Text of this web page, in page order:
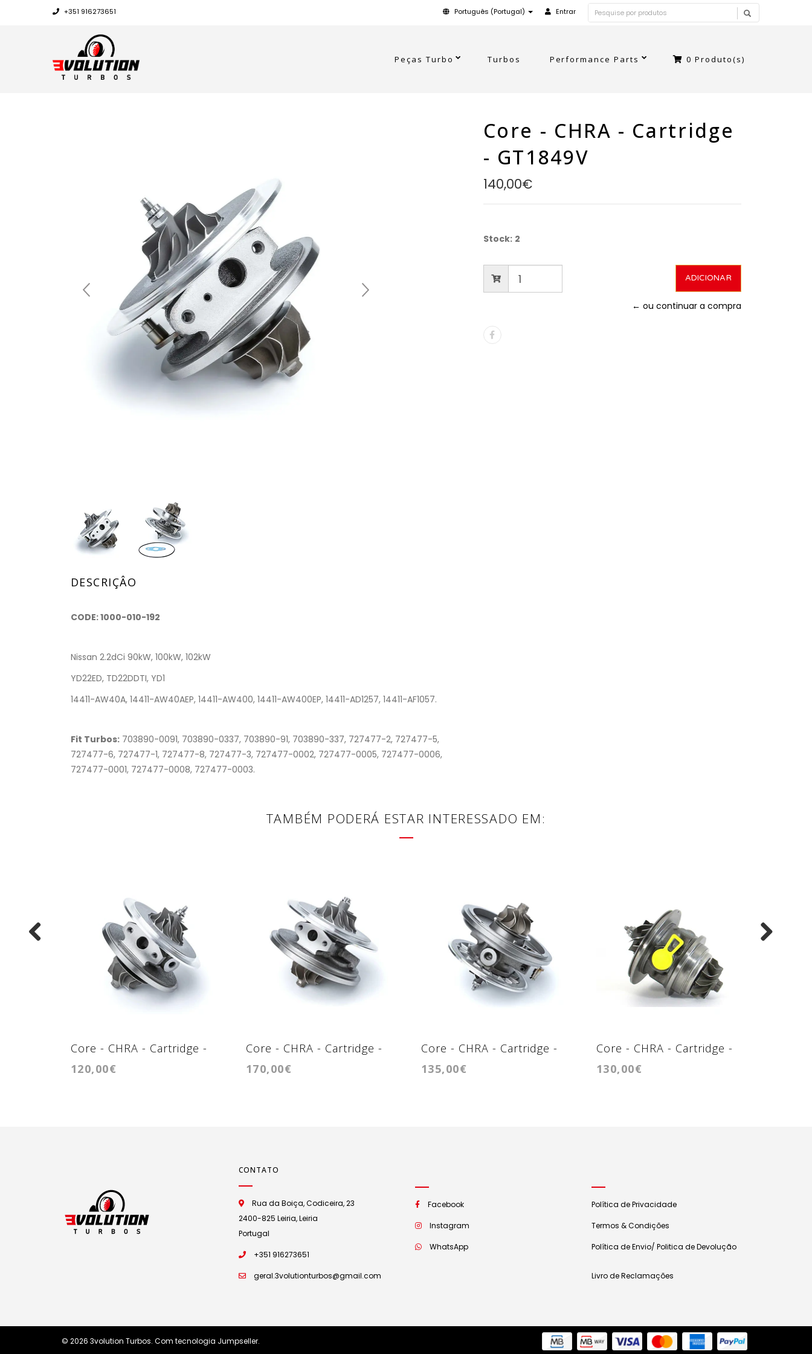
+351 916273651 Português (Portugal) Entrar
Peças Turbo Turbos Performance Parts 0 Produto(s)
DESCRIÇÂO
CODE: 1000-010-192
Nissan 2.2dCi 90kW, 100kW, 102kW
YD22ED, TD22DDTI, YD1
14411-AW40A, 14411-AW40AEP, 14411-AW400, 14411-AW400EP, 14411-AD1257, 14411-AF1057.
Fit Turbos: 703890-0091, 703890-0337, 703890-91, 703890-337, 727477-2, 727477-5,
727477-6, 727477-1, 727477-8, 727477-3, 727477-0002, 727477-0005, 727477-0006,
727477-0001, 727477-0008, 727477-0003.
Core - CHRA - Cartridge
- GT1849V
140,00€
Stock: 2
← ou continuar a compra
TAMBÉM PODERÁ ESTAR INTERESSADO EM:
Core - CHRA - Cartridge -
GTA1749VM
120,00€
Core - CHRA - Cartridge -
GTB1756VK
170,00€
Core - CHRA - Cartridge -
GTB1746VK
135,00€
Core - CHRA - Cartridge -
TF035HM
130,00€
CONTATO
Rua da Boiça, Codiceira, 23
2400-825 Leiria, Leiria
Portugal
+351 916273651
geral.3volutionturbos@gmail.com
Facebook
Instagram
WhatsApp
Política de Privacidade
Termos & Condições
Política de Envio/ Politica de Devolução
Livro de Reclamações
© 2026 3volution Turbos. Com tecnologia Jumpseller.